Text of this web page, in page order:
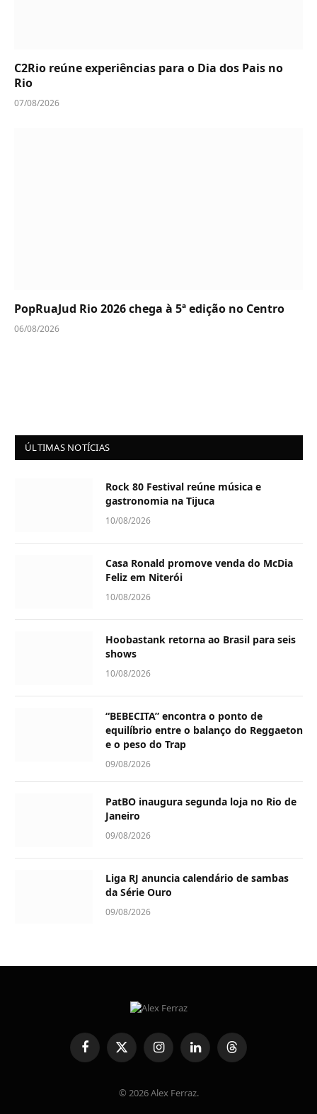
C2Rio reúne experiências para o Dia dos Pais no
Rio
07/08/2026
PopRuaJud Rio 2026 chega à 5ª edição no Centro
06/08/2026
ÚLTIMAS NOTÍCIAS
Rock 80 Festival reúne música e
gastronomia na Tijuca
10/08/2026
Casa Ronald promove venda do McDia
Feliz em Niterói
10/08/2026
Hoobastank retorna ao Brasil para seis
shows
10/08/2026
“BEBECITA” encontra o ponto de
equilíbrio entre o balanço do Reggaeton
e o peso do Trap
09/08/2026
PatBO inaugura segunda loja no Rio de
Janeiro
09/08/2026
Liga RJ anuncia calendário de sambas
da Série Ouro
09/08/2026
FacebookX
(Twitter)
InstagramLinkedInThreads
© 2026 Alex Ferraz.